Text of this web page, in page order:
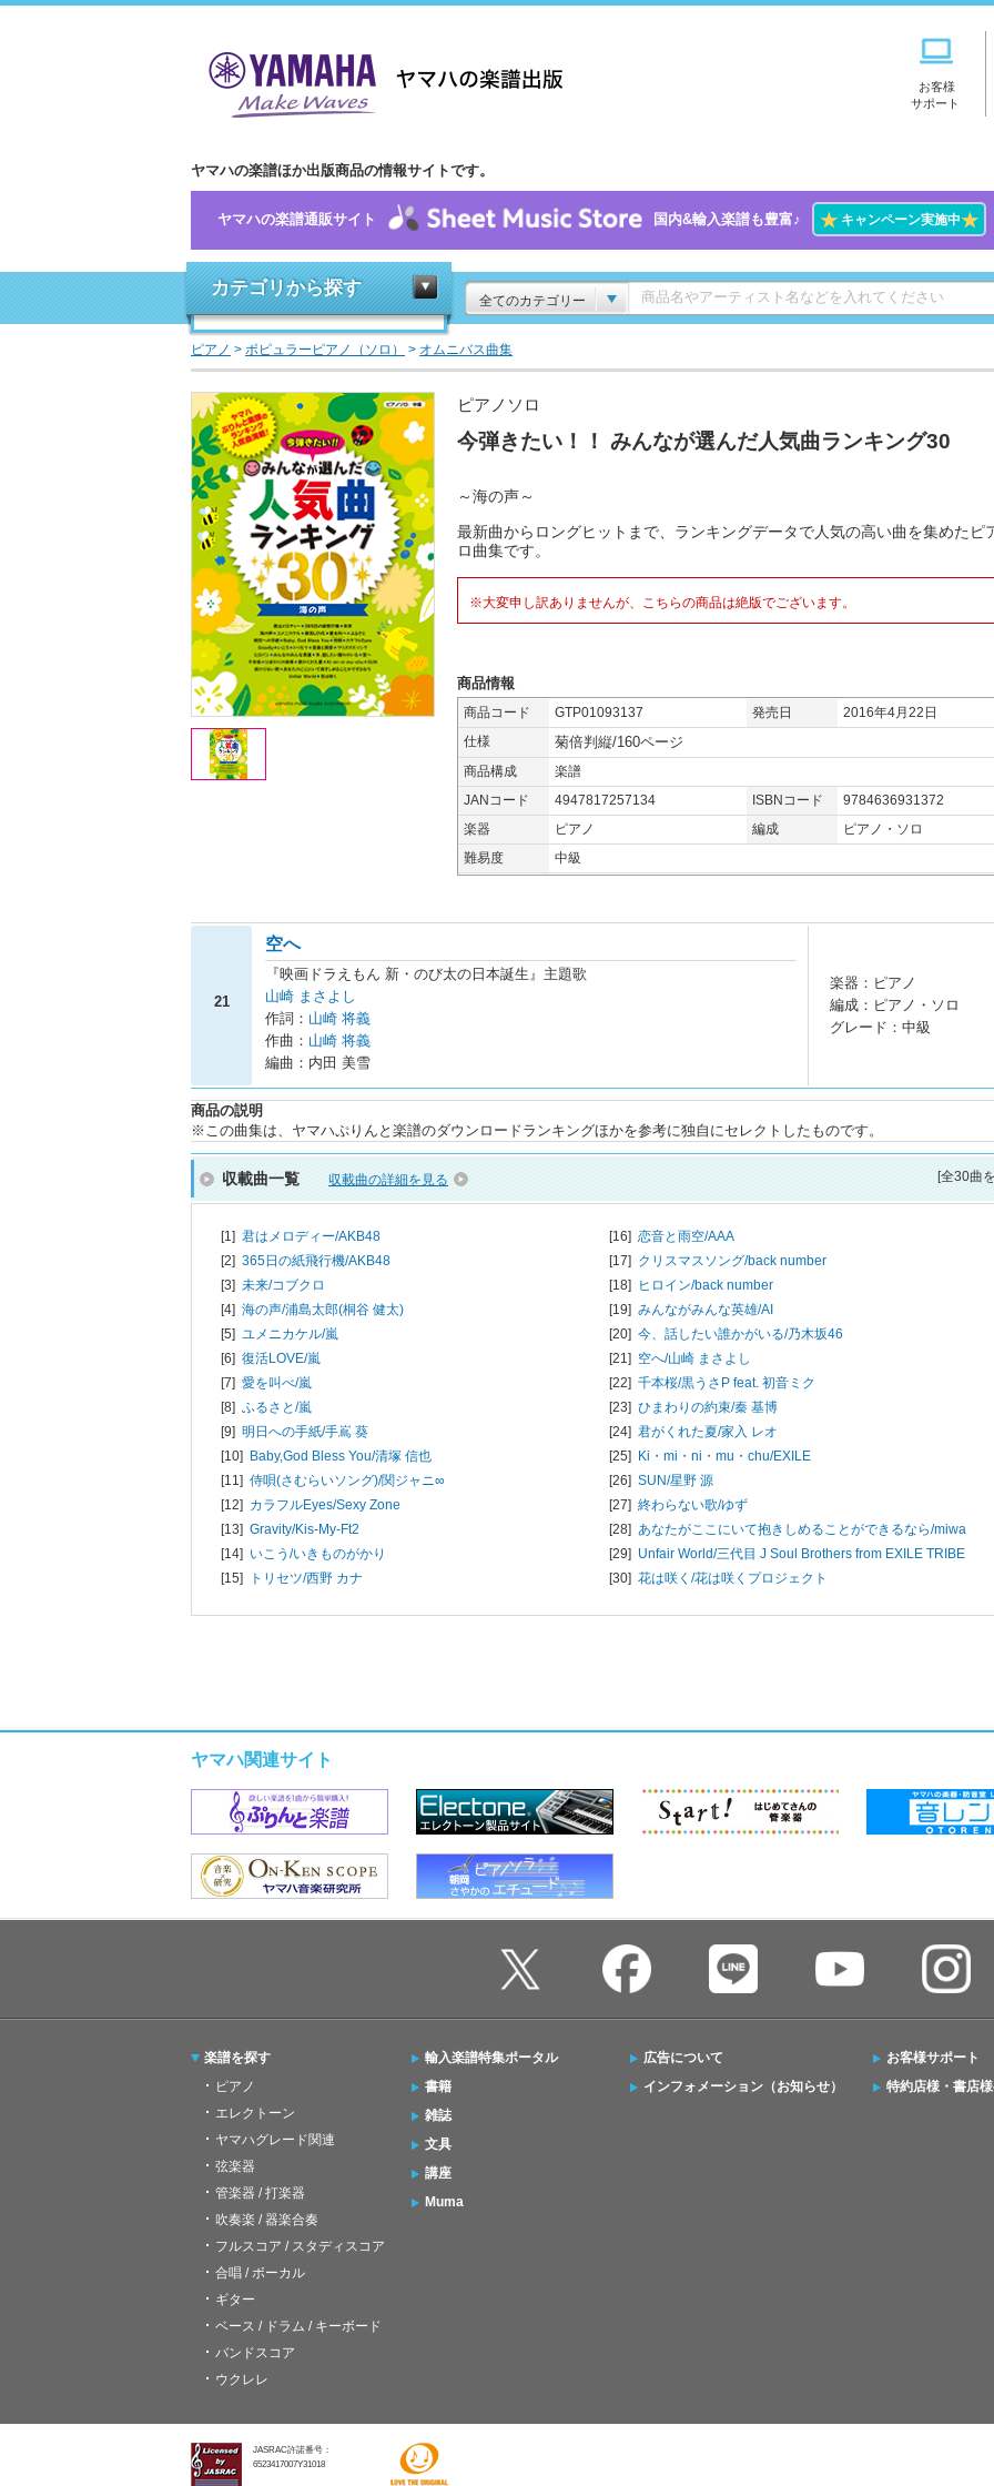
お客様
サポート
ヤマハの楽譜ほか出版商品の情報サイトです。
ヤマハの楽譜通販サイト 国内&輸入楽譜も豊富♪ ★キャンペーン実施中★
カテゴリから探す
全てのカテゴリー
ピアノ > ポピュラーピアノ（ソロ） > オムニバス曲集
ピアノソロ
今弾きたい！！ みんなが選んだ人気曲ランキング30
～海の声～
最新曲からロングヒットまで、ランキングデータで人気の高い曲を集めたピ
ロ曲集です。
※大変申し訳ありませんが、こちらの商品は絶版でございます。
商品情報
商品コード GTP01093137 発売日
2016年4月22日
仕様
菊倍判縦/160ページ
商品構成
楽譜
JANコード
4947817257134 ISBNコード
9784636931372
楽器
ピアノ 編成
ピアノ・ソロ
難易度
中級
21
空へ
『映画ドラえもん 新・のび太の日本誕生』主題歌
山崎 まさよし
作詞： 山崎 将義
作曲： 山崎 将義
編曲：内田 美雪
楽器：ピアノ
編成：ピアノ・ソロ
グレード：中級
商品の説明
※この曲集は、ヤマハぷりんと楽譜のダウンロードランキングほかを参考に独自にセレクトしたものです。
収載曲一覧 収載曲の詳細を見る [全30曲
[1] 君はメロディー/AKB48
[2] 365日の紙飛行機/AKB48
[3] 未来/コブクロ
[4] 海の声/浦島太郎(桐谷 健太)
[5] ユメニカケル/嵐
[6] 復活LOVE/嵐
[7] 愛を叫べ/嵐
[8] ふるさと/嵐
[9] 明日への手紙/手嶌 葵
[10] Baby,God Bless You/清塚 信也
[11] 侍唄(さむらいソング)/関ジャニ∞
[12] カラフルEyes/Sexy Zone
[13] Gravity/Kis-My-Ft2
[14] いこう/いきものがかり
[15]
トリセツ/西野 カナ
[16] 恋音と雨空/AAA
[17] クリスマスソング/back number
[18] ヒロイン/back number
[19] みんながみんな英雄/AI
[20] 今、話したい誰かがいる/乃木坂46
[21] 空へ/山崎 まさよし
[22] 千本桜/黒うさP feat. 初音ミク
[23] ひまわりの約束/秦 基博
[24] 君がくれた夏/家入 レオ
[25] Ki・mi・ni・mu・chu/EXILE
[26] SUN/星野 源
[27] 終わらない歌/ゆず
[28] あなたがここにいて抱きしめることができるなら/miwa
[29] Unfair World/三代目 J Soul Brothers from EXILE TRIBE
[30] 花は咲く/花は咲くプロジェクト
ヤマハ関連サイト
楽譜を探す
ピアノ
エレクトーン
ヤマハグレード関連
弦楽器
管楽器 / 打楽器
吹奏楽 / 器楽合奏
フルスコア / スタディスコア
合唱 / ボーカル
ギター
ベース / ドラム / キーボード
バンドスコア
ウクレレ
輸入楽譜特集ポータル
書籍
雑誌
文具
講座
Muma
広告について
インフォメーション（お知らせ）
お客様サポート
特約店様・書店
JASRAC許諾番号：
6523417007Y31018